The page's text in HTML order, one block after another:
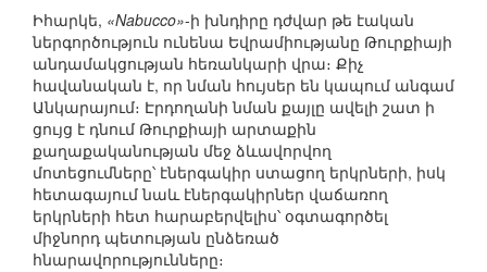
Իհարկե, «Nabucco»-ի խնդիրը դժվար թե էական
ներգործություն ունենա Եվրամիությանը Թուրքիայի
անդամակցության հեռանկարի վրա։ Քիչ
հավանական է, որ նման հույսեր են կապում անգամ
Անկարայում։ Էրդողանի նման քայլը ավելի շատ ի
ցույց է դնում Թուրքիայի արտաքին
քաղաքականության մեջ ձևավորվող
մոտեցումները՝ էներգակիր ստացող երկրների, իսկ
հետագայում նաև էներգակիրներ վաճառող
երկրների հետ հարաբերվելիս՝ օգտագործել
միջնորդ պետության ընձեռած
հնարավորությունները։